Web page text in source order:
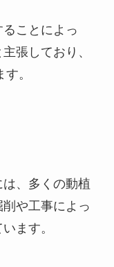
ことによっ
張しており、
。
、多くの動植
や工事によっ
ます。